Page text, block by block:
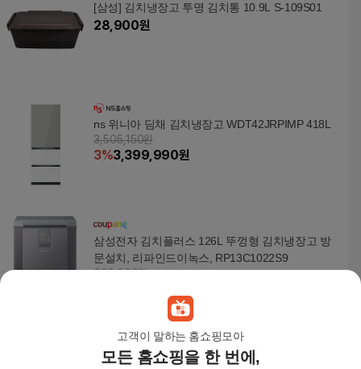
고객이 말하는 홈쇼핑모아
모든 홈쇼핑을 한 번에,
[삼성] 김치냉장고 투명 김치통 10.9L S-109S01
28,900원
ns 위니아 딤채 김치냉장고 WDT42JRPIMP 418L
3,505,150원
3%3,399,990원
삼성전자 김치플러스 126L 뚜껑형 김치냉장고 방
문설치, 리파인드이녹스, RP13C1022S9
699,000원
삼성전자 김치플러스 뚜껑형 김치냉장고 221L 방